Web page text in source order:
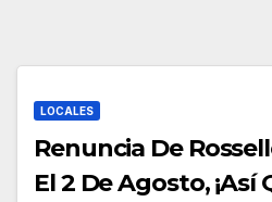
LOCALES
Renuncia De
El 2 De Agosto, ¡Así